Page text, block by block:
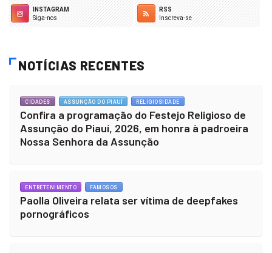
INSTAGRAM
Siga-nos
RSS
Inscreva-se
NOTÍCIAS RECENTES
CIDADES ASSUNÇÃO DO PIAUÍ RELIGIOSIDADE
Confira a programação do Festejo Religioso de
Assunção do Piauí, 2026, em honra à padroeira
Nossa Senhora da Assunção
ENTRETENIMENTO FAMOSOS
Paolla Oliveira relata ser vítima de deepfakes
pornográficos